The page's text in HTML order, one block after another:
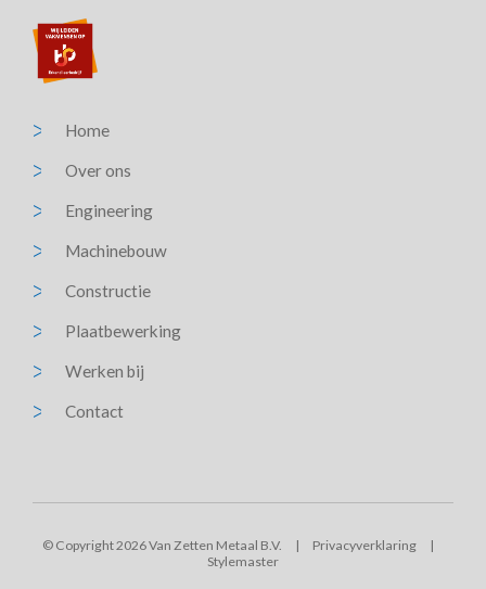
Home
Over ons
Engineering
Machinebouw
Constructie
Plaatbewerking
Werken bij
Contact
© Copyright 2026 Van Zetten Metaal B.V. | Privacyverklaring
|
Stylemaster